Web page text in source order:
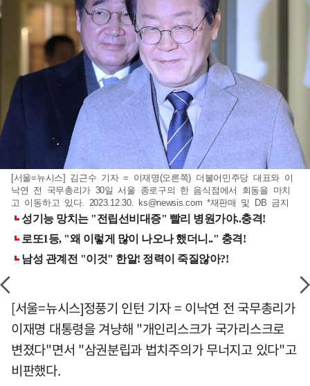
[서울=뉴시스] 김근수 기자 = 이재명(오른쪽) 더불어민주당 대표와 이
낙연 전 국무총리가 30일 서울 종로구의 한 음식점에서 회동을 마치
고 이동하고 있다. 2023.12.30. ks@newsis.com *재판매 및 DB 금지
[서울=뉴시스]정풍기 인턴 기자 = 이낙연 전 국무총리가
이재명 대통령을 겨냥해 "개인리스크가 국가리스크로
변졌다"면서 "삼권분립과 법치주의가 무너지고 있다"고
비판했다.